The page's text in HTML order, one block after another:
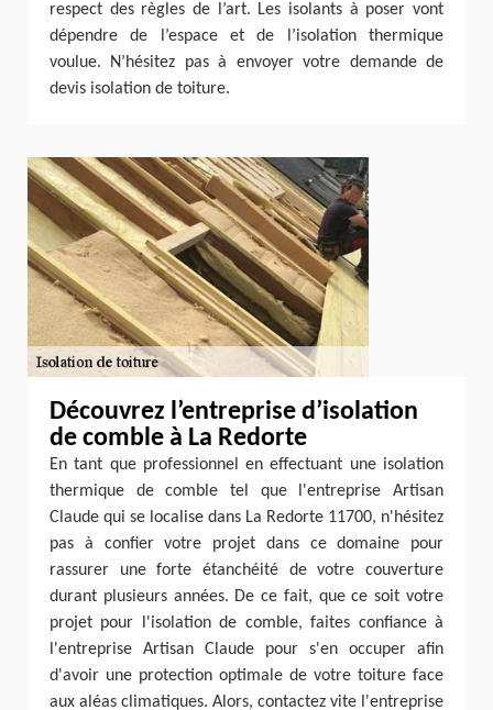
respect des règles de l’art. Les isolants à poser vont
dépendre de l’espace et de l’isolation thermique
voulue. N’hésitez pas à envoyer votre demande de
devis isolation de toiture.
Découvrez l’entreprise d’isolation
de comble à La Redorte
En tant que professionnel en effectuant une isolation
thermique de comble tel que l'entreprise Artisan
Claude qui se localise dans La Redorte 11700, n'hésitez
pas à confier votre projet dans ce domaine pour
rassurer une forte étanchéité de votre couverture
durant plusieurs années. De ce fait, que ce soit votre
projet pour l'isolation de comble, faites confiance à
l'entreprise Artisan Claude pour s'en occuper afin
d'avoir une protection optimale de votre toiture face
aux aléas climatiques. Alors, contactez vite l'entreprise